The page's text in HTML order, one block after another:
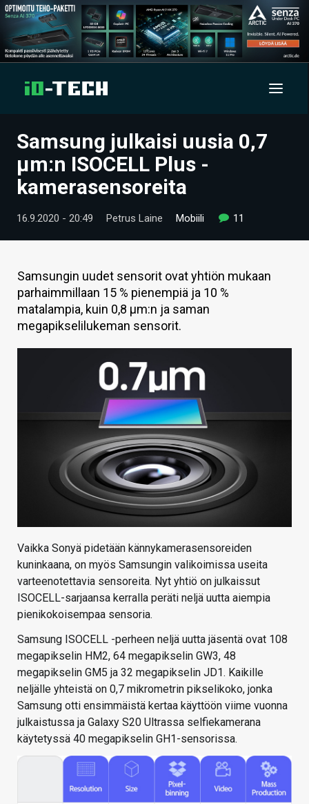
UUTISET
ARTIKKELIT
VIDEOT
TECHBBS
TIETOA
HINTA.FI
KAUPPA
Samsung julkaisi uusia 0,7
µm:n ISOCELL Plus -
kamerasensoreita
16.9.2020 - 20:49 Petrus Laine Mobiili 11
Samsungin uudet sensorit ovat yhtiön mukaan
parhaimmillaan 15 % pienempiä ja 10 %
matalampia, kuin 0,8 µm:n ja saman
megapikselilukeman sensorit.
Vaikka Sonyä pidetään kännykamerasensoreiden
kuninkaana, on myös Samsungin valikoimissa useita
varteenotettavia sensoreita. Nyt yhtiö on julkaissut
ISOCELL-sarjaansa kerralla peräti neljä uutta aiempia
pienikokoisempaa sensoria.
Samsung ISOCELL -perheen neljä uutta jäsentä ovat 108
megapikselin HM2, 64 megapikselin GW3, 48
megapikselin GM5 ja 32 megapikselin JD1. Kaikille
neljälle yhteistä on 0,7 mikrometrin pikselikoko, jonka
Samsung otti ensimmäistä kertaa käyttöön viime vuonna
julkaistussa ja Galaxy S20 Ultrassa selfiekamerana
käytetyssä 40 megapikselin GH1-sensorissa.